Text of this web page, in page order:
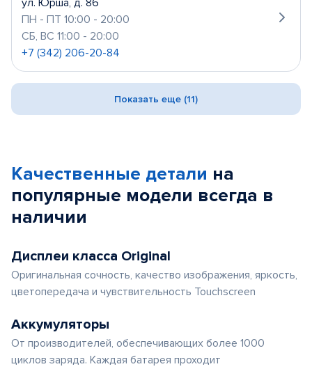
ул. Юрша, д. 86
ПН - ПТ 10:00 - 20:00
СБ, ВС 11:00 - 20:00
+7 (342) 206-20-84
Показать еще (11)
Качественные детали на
популярные модели всегда в
наличии
Дисплеи класса Original
Оригинальная сочность, качество изображения, яркость,
цветопередача и чувствительность Touchscreen
Аккумуляторы
От производителей, обеспечивающих более 1000
циклов заряда. Каждая батарея проходит